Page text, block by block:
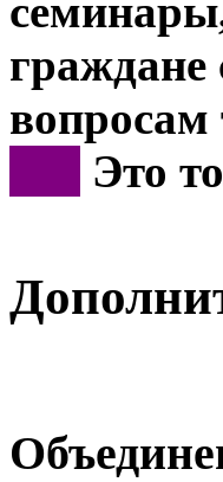
граждане
вопросам
Это